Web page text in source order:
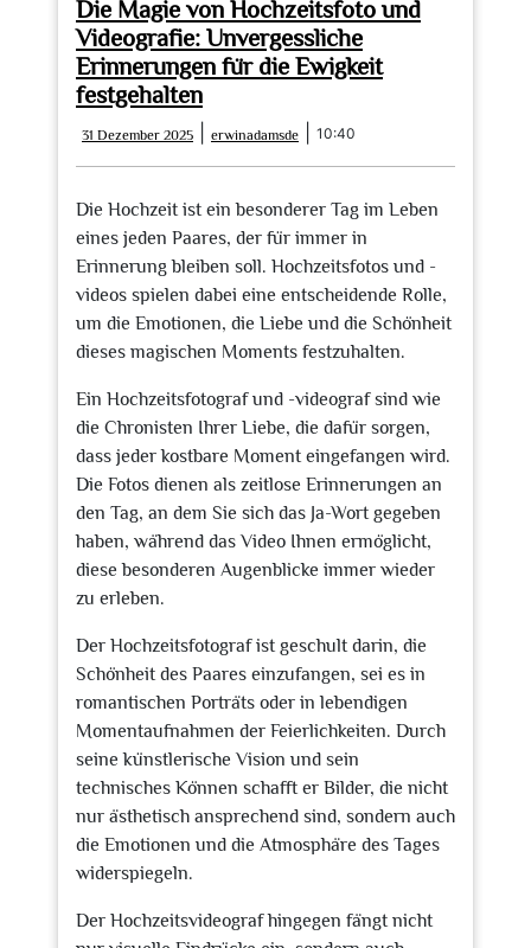
Die Magie von Hochzeitsfoto und
Videografie: Unvergessliche
Erinnerungen für die Ewigkeit
festgehalten
31 Dezember 2025
Dezember
2025
erwinadamsde erwinadamsde
10:40
Die Hochzeit ist ein besonderer Tag im Leben
eines jeden Paares, der für immer in
Erinnerung bleiben soll. Hochzeitsfotos und -
videos spielen dabei eine entscheidende Rolle,
um die Emotionen, die Liebe und die Schönheit
dieses magischen Moments festzuhalten.
Ein Hochzeitsfotograf und -videograf sind wie
die Chronisten Ihrer Liebe, die dafür sorgen,
dass jeder kostbare Moment eingefangen wird.
Die Fotos dienen als zeitlose Erinnerungen an
den Tag, an dem Sie sich das Ja-Wort gegeben
haben, während das Video Ihnen ermöglicht,
diese besonderen Augenblicke immer wieder
zu erleben.
Der Hochzeitsfotograf ist geschult darin, die
Schönheit des Paares einzufangen, sei es in
romantischen Porträts oder in lebendigen
Momentaufnahmen der Feierlichkeiten. Durch
seine künstlerische Vision und sein
technisches Können schafft er Bilder, die nicht
nur ästhetisch ansprechend sind, sondern auch
die Emotionen und die Atmosphäre des Tages
widerspiegeln.
Der Hochzeitsvideograf hingegen fängt nicht